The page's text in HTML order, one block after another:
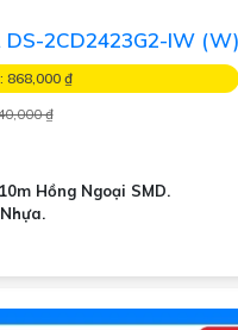
DS-2CD2423G2-IW (W)
868,000 ₫
₫
Hồng Ngoại SMD.